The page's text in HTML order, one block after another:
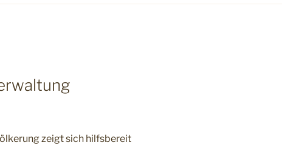
zeigt sich hilfsbereit